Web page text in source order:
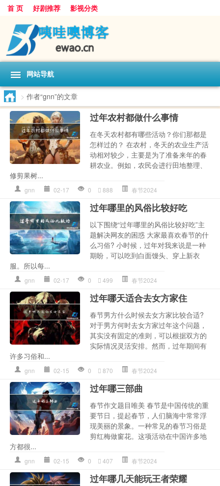
首 页 好剧推荐 影视分类
网站导航
> 作者“gnn”的文章
过年农村都做什么事情
在冬天农村都有哪些活动？你们那都是
怎样过的？ 在农村，冬天的农业生产活
动相对较少，主要是为了准备来年的春
耕农业。例如，农民会进行田地整理、
修剪果树...
gnn 02-17 0 888 春节2024
过年哪里的风俗比较好吃
以下围绕“过年哪里的风俗比较好吃”主
题解决网友的困惑 大家最喜欢春节的什
么习俗? 小时候，过年对我来说是一种
期盼，可以吃到白面馒头、穿上新衣
服。所以每...
gnn 02-17 0 499 春节2024
过年哪天适合去女方家住
春节男方什么时候去女方家比较合适?
对于男方何时去女方家过年这个问题，
其实没有固定的准则，可以根据双方的
实际情况灵活安排。然而，过年期间有
许多习俗和...
gnn 02-15 0 870 春节2024
过年哪三部曲
春节作文题目唯美 春节是中国传统的重
要节日，提起春节，人们脑海中常常浮
现美丽的景象。一种常见的春节习俗是
剪红梅做窗花。这项活动在中国许多地
方都很...
gnn 02-15 0 407 春节2024
过年哪几天能玩王者荣耀